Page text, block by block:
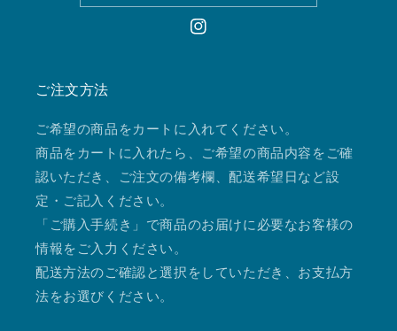
Instagram
ご注文方法
ご希望の商品をカートに入れてください。
商品をカートに入れたら、ご希望の商品内容をご確
認いただき、ご注文の備考欄、配送希望日など設
定・ご記入ください。
「ご購入手続き」で商品のお届けに必要なお客様の
情報をご入力ください。
配送方法のご確認と選択をしていただき、お支払方
法をお選びください。